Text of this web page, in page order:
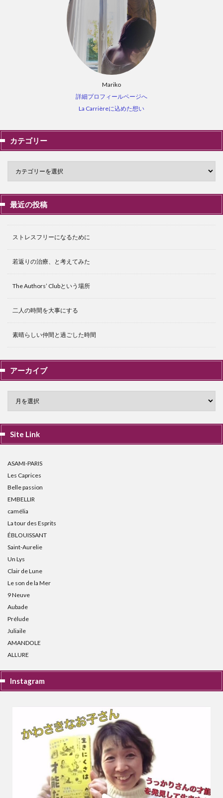
Mariko
詳細プロフィールページへ
La Carrièreに込めた想い
カテゴリー
最近の投稿
ストレスフリーになるために
若返りの治療、と考えてみた
The Authors’ Clubという場所
二人の時間を大事にする
素晴らしい仲間と過ごした時間
アーカイブ
Site Link
ASAMI-PARIS
Les Caprices
Belle passion
EMBELLIR
camélia
La tour des Esprits
ÉBLOUISSANT
Saint-Aurelie
Un Lys
Clair de Lune
Le son de la Mer
9 Neuve
Aubade
Prélude
Juliaile
AMANDOLE
ALLURE
Instagram